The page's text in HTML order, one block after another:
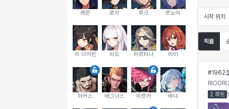
레온 로지 루크 르노어
리 다이린 리오 마르티나 마이
마커스 매그너스 미르카 바냐
시작 위치
픽률
#1962
RIOORI
2 루트